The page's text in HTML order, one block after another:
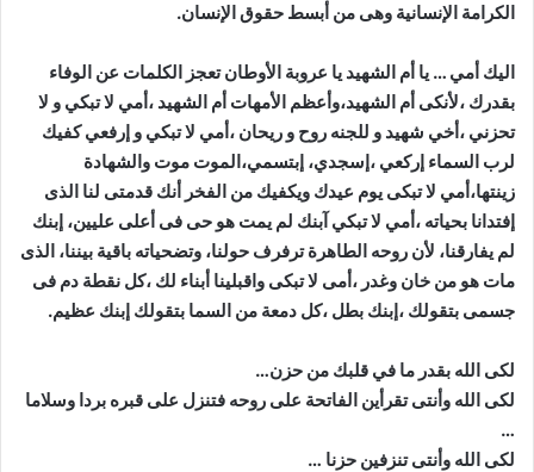
الكرامة الإنسانية وهى من أبسط حقوق الإنسان.
اليك أمي … يا أم الشهيد يا عروبة الأوطان تعجز الكلمات عن الوفاء
بقدرك ،لأنكى أم الشهيد،وأعظم الأمهات أم الشهيد ،أمي لا تبكي و لا
تحزني ،أخي شهيد و للجنه روح و ريحان ،أمي لا تبكي و إرفعي كفيك
لرب السماء إركعي ،إسجدي، إبتسمي،الموت موت والشهادة
زينتها،أمي لا تبكى يوم عيدك ويكفيك من الفخر أنك قدمتى لنا الذى
إفتدانا بحياته ،أمي لا تبكي آبنك لم يمت هو حى فى أعلى عليين، إبنك
لم يفارقنا، لأن روحه الطاهرة ترفرف حولنا، وتضحياته باقية بيننا، الذى
مات هو من خان وغدر ،أمى لا تبكى واقبلينا أبناء لك ،كل نقطة دم فى
جسمى بتقولك ،إبنك بطل ،كل دمعة من السما بتقولك إبنك عظيم.
لكى الله بقدر ما في قلبك من حزن…
لكى الله وأنتى تقرأين الفاتحة على روحه فتنزل على قبره بردا وسلاما
…
لكى الله وأنتى تنزفين حزنا …